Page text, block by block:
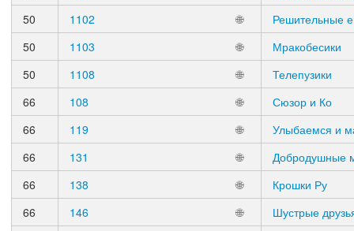
50
1102 🌐
Решительные
50
1103 🌐
Мракобесики
50
1108 🌐
Телепузики
66
108 🌐
Сюзор и Ко
66
119 🌐
Улыбаемся и
66
131 🌐
Добродушные
66
138 🌐
Крошки Ру
66
146 🌐
Шустрые